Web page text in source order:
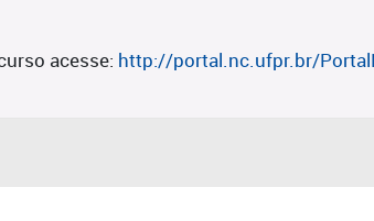
acesse: http://portal.nc.ufpr.br/